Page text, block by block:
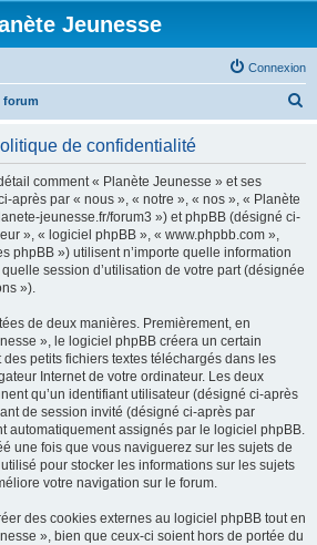
Jeunesse
Connexion
forum
de confidentialité
comment « Planète Jeunesse » et ses
après par « nous », « notre », « nos », « Planète
jeunesse.fr/forum3 ») et phpBB (désigné ci-
», « logiciel phpBB », « www.phpbb.com »,
phpBB ») utilisent n’importe quelle information
session d’utilisation de votre part (désignée
»).
de deux manières. Premièrement, en
», le logiciel phpBB créera un certain
petits fichiers textes téléchargés dans les
Internet de votre ordinateur. Les deux
qu’un identifiant utilisateur (désigné ci-après
de session invité (désigné ci-après par
automatiquement assignés par le logiciel phpBB.
une fois que vous naviguerez sur les sujets de
pour stocker les informations sur les sujets
votre navigation sur le forum.
des cookies externes au logiciel phpBB tout en
», bien que ceux-ci soient hors de portée du